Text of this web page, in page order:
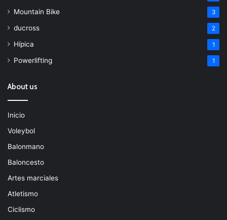
Mountain Bike 3
ducross 2
Hípica 1
Powerlifting 1
About us
Inicio
Voleybol
Balonmano
Baloncesto
Artes marciales
Atletismo
Ciclismo